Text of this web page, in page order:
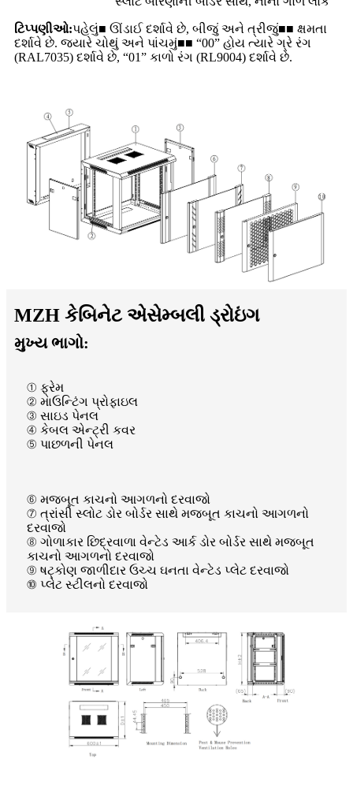
ટિપ્પણીઓ:પહેલું■ ઊંડાઈ દર્શાવે છે, બીજું અને ત્રીજું■■ ક્ષમતા
દર્શાવે છે. જ્યારે ચોથું અને પાંચમું■■ “00” હોય ત્યારે ગ્રે રંગ
(RAL7035) દર્શાવે છે, “01” કાળો રંગ (RL9004) દર્શાવે છે.
MZH કેબિનેટ એસેમ્બલી ડ્રોઇંગ
મુખ્ય ભાગો:
① ફ્રેમ
② માઉન્ટિંગ પ્રોફાઇલ
③ સાઇડ પેનલ
④ કેબલ એન્ટ્રી કવર
⑤ પાછળની પેનલ
⑥ મજબૂત કાચનો આગળનો દરવાજો
⑦ ત્રાંસી સ્લોટ ડોર બોર્ડર સાથે મજબૂત કાચનો આગળનો
દરવાજો
⑧ ગોળાકાર છિદ્રવાળા વેન્ટેડ આર્ક ડોર બોર્ડર સાથે મજબૂત
કાચનો આગળનો દરવાજો
⑨ ષટ્કોણ જાળીદાર ઉચ્ચ ઘનતા વેન્ટેડ પ્લેટ દરવાજો
⑩ પ્લેટ સ્ટીલનો દરવાજો